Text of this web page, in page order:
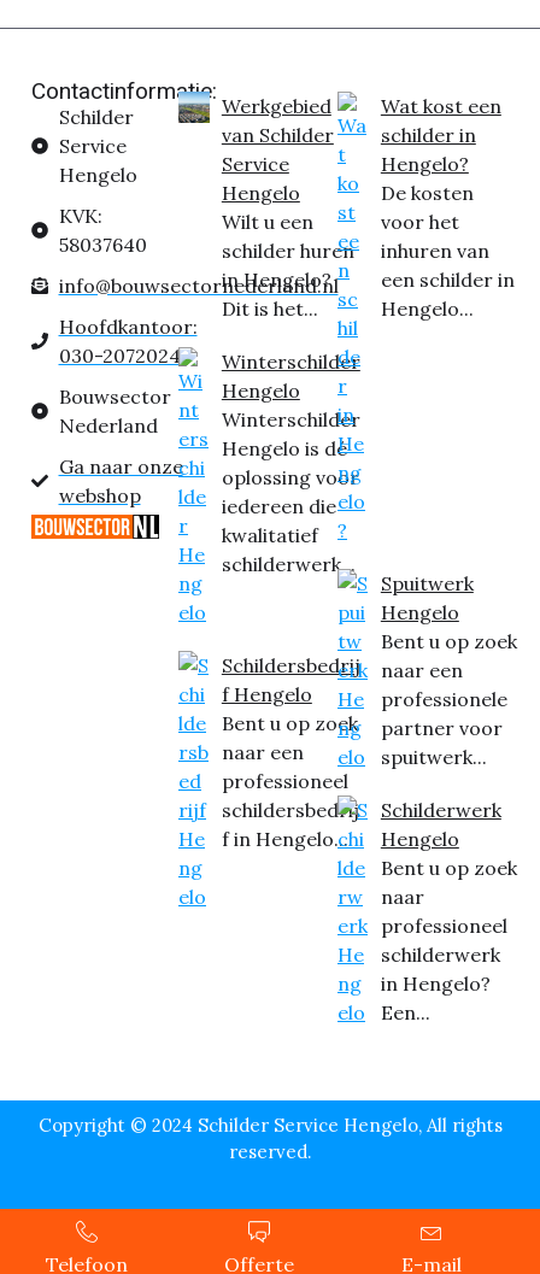
Contactinformatie:
Schilder
Service
Hengelo
KVK:
58037640
info@bouwsectornederland.nl
Hoofdkantoor:
030-2072024
Bouwsector
Nederland
Ga naar onze
webshop
Werkgebied
van Schilder
Service
Hengelo
Wilt u een
schilder huren
in Hengelo?
Dit is het...
Winterschilder
Hengelo
Winterschilder
Hengelo is dé
oplossing voor
iedereen die
kwalitatief
schilderwerk...
Schildersbedrij
f Hengelo
Bent u op zoek
naar een
professioneel
schildersbedrij
f in Hengelo...
Wat kost een
schilder in
Hengelo?
De kosten
voor het
inhuren van
een schilder in
Hengelo...
Spuitwerk
Hengelo
Bent u op zoek
naar een
professionele
partner voor
spuitwerk...
Schilderwerk
Hengelo
Bent u op zoek
naar
professioneel
schilderwerk
in Hengelo?
Een...
Copyright © 2024 Schilder Service Hengelo, All rights
reserved.
Telefoon Offerte E-mail